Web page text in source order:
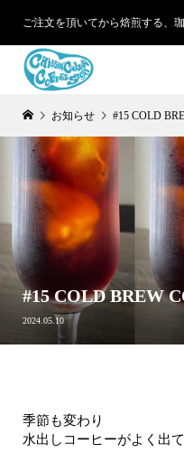
ご注文を頂いてから焙煎する、
お知らせ #15 COLD
#15 COLD BREW
2024.05.10
季節も変わり
水出しコーヒーがよく出て